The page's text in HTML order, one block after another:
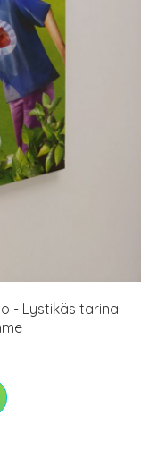
- Lystikäs tarina